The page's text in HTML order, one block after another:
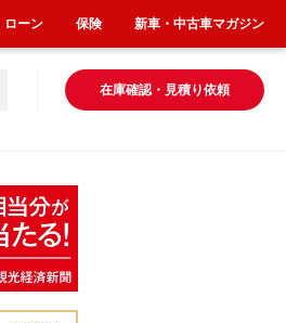
在庫確認・見積り依頼
ローン 保険 新車・中古車マガジン